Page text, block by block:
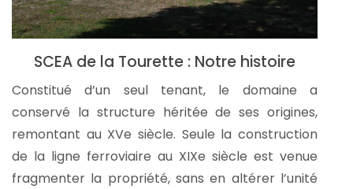
SCEA de la Tourette : Notre histoire
Constitué d’un seul tenant, le domaine a
conservé la structure héritée de ses origines,
remontant au XVe siècle. Seule la construction
de la ligne ferroviaire au XIXe siècle est venue
fragmenter la propriété, sans en altérer l’unité